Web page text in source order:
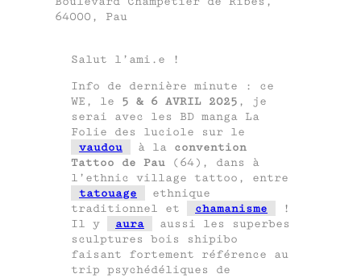
64000, Pau
Salut l’ami.e !
Info de dernière minute : ce
WE, le 5 & 6 AVRIL 2025 , je
serai avec les BD manga La
Folie des luciole sur le
vaudou
à la convention
Tattoo de Pau (64), dans à
l’ethnic village tattoo, entre
tatouage
ethnique
traditionnel et
chamanisme
!
Il y
aura
aussi les superbes
sculptures bois shipibo
faisant fortement référence au
trip psychédéliques de